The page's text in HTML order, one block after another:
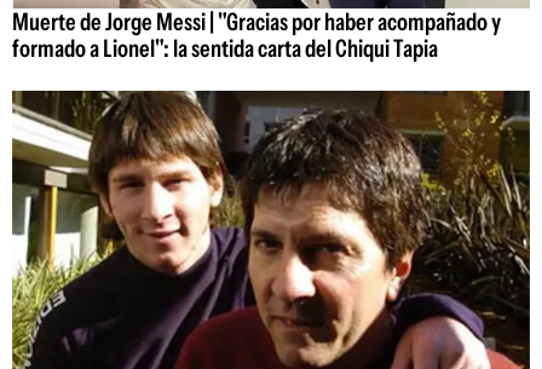
Muerte de Jorge Messi | "Gracias por haber acompañado y
formado a Lionel": la sentida carta del Chiqui Tapia